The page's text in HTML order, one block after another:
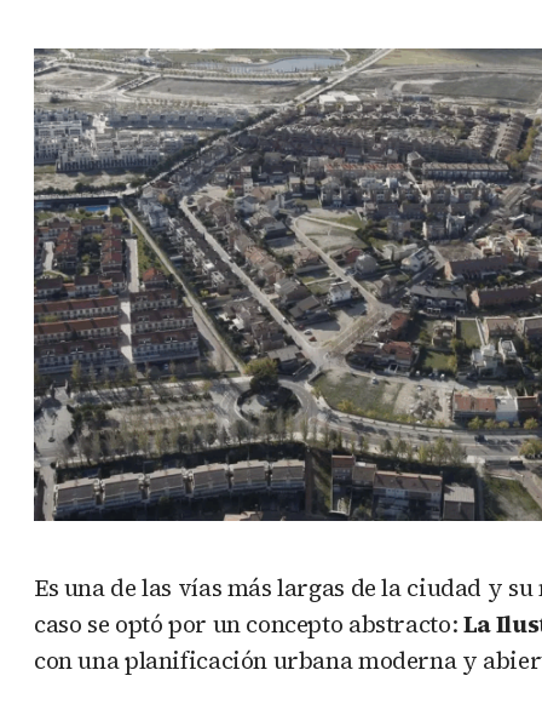
Es una de las vías más largas de la ciudad y
caso se optó por un concepto abstracto:La
con una planificación urbana moderna y